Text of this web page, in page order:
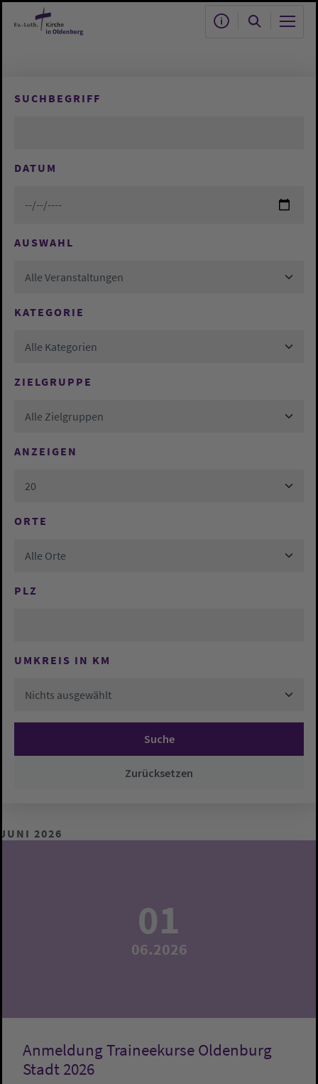
Zum Hauptinhalt springen
SUCHBEGRIFF
DATUM
AUSWAHL
Alle Veranstaltungen
KATEGORIE
Alle Kategorien
ZIELGRUPPE
Alle Zielgruppen
ANZEIGEN
20
ORTE
Alle Orte
PLZ
UMKREIS IN KM
Nichts ausgewählt
Suche
Zurücksetzen
JUNI 2026
01
06.2026
Anmeldung Traineekurse Oldenburg
Stadt 2026